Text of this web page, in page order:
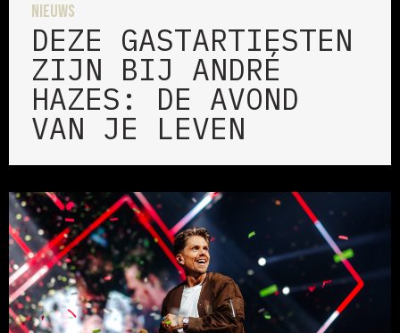
Nieuws
DEZE GASTARTIESTEN
ZIJN BIJ ANDRÉ
HAZES: DE AVOND
VAN JE LEVEN